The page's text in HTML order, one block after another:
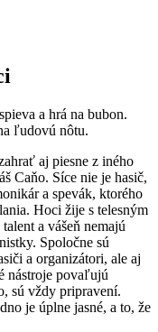
a hrá na bubon.
ľudovú nôtu.
aj piesne z iného
Caňo. Síce nie je hasič,
a spevák, ktorého
Hoci žije s telesným
a vášeň nemajú
Spoločne sú
a organizátori, ale aj
nástroje povaľujú
sú vždy pripravení.
je úplne jasné, a to, že